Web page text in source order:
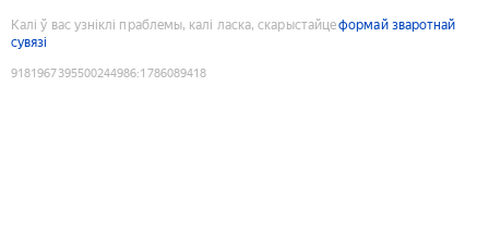
Калі ў вас узніклі праблемы, калі ласка, скарыстайцеформай зваротнай
сувязі
9181967395500244986:1786089418